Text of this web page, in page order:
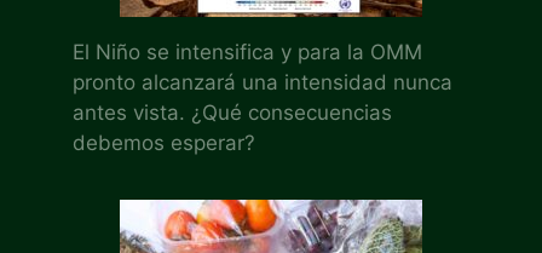
El Niño se intensifica y para la OMM
pronto alcanzará una intensidad nunca
antes vista. ¿Qué consecuencias
debemos esperar?